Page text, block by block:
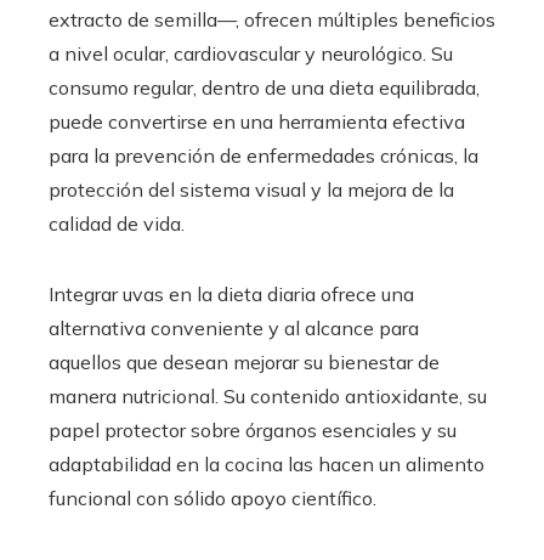
extracto de semilla—, ofrecen múltiples beneficios
a nivel ocular, cardiovascular y neurológico. Su
consumo regular, dentro de una dieta equilibrada,
puede convertirse en una herramienta efectiva
para la prevención de enfermedades crónicas, la
protección del sistema visual y la mejora de la
calidad de vida.
Integrar uvas en la dieta diaria ofrece una
alternativa conveniente y al alcance para
aquellos que desean mejorar su bienestar de
manera nutricional. Su contenido antioxidante, su
papel protector sobre órganos esenciales y su
adaptabilidad en la cocina las hacen un alimento
funcional con sólido apoyo científico.